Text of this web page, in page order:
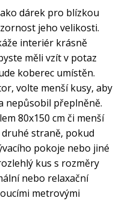
dárek pro blízkou
jeho velikosti.
interiér krásně
měli vzít v potaz
koberec umístěn.
volte menší kusy, aby
nepůsobil přeplněně.
80x150 cm či menší
straně, pokud
pokoje nebo jiné
kus s rozměry
nebo relaxační
metrovými